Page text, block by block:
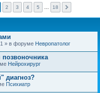
2 3 4 5 18
» в форуме Невропатолог
позвоночника
Нейрохирург
диагноз?
Психиатр